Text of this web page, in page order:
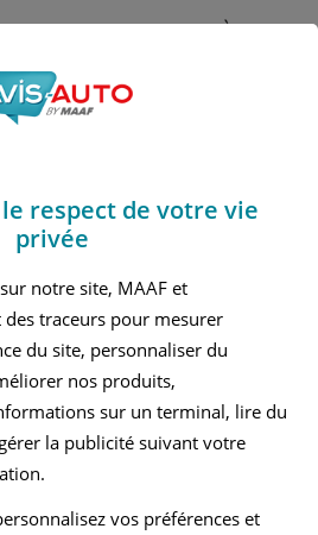
Rechercher À propos
devis d'assurance auto MAAF
Tucson
HYUNDAI TUCSON 1 GRAND SUV
HYUNDAI TUCSON 3 GRAND SUV
respect de votre vie
privée
notre site, MAAF et
traceurs pour mesurer
du site, personnaliser du
nos produits,
sur un terminal, lire du
la publicité suivant votre
vos préférences et